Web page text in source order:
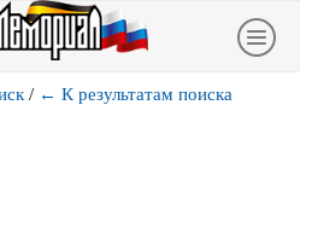
/ ← К результатам поиска